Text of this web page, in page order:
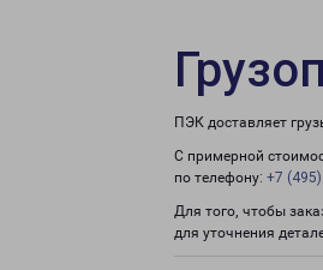
ПЭК доставляет
С примерной
по телефону: +7 (495)
Для того, чтобы
для уточнения